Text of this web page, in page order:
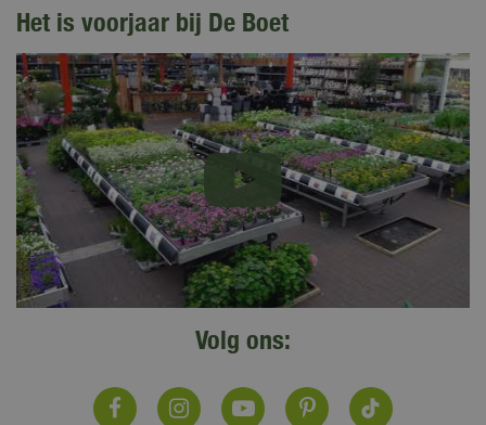
Het is voorjaar bij De Boet
Volg ons: